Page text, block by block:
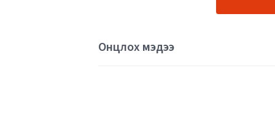
Онцлох мэдээ